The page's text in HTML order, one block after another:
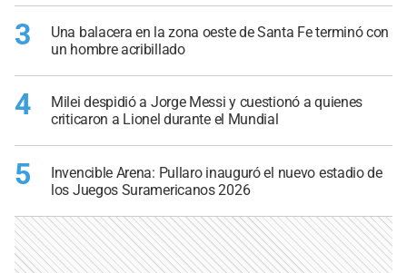
3
Una balacera en la zona oeste de Santa Fe terminó con
un hombre acribillado
4
Milei despidió a Jorge Messi y cuestionó a quienes
criticaron a Lionel durante el Mundial
5
Invencible Arena: Pullaro inauguró el nuevo estadio de
los Juegos Suramericanos 2026